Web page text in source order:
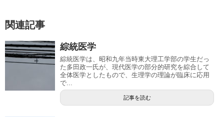
関連記事
綜統医学
綜統医学は、昭和九年当時東大理工学部の学生だっ
た多田政一氏が、現代医学の部分的研究を綜合して
全体医学としたもので、生理学の理論が臨床に応用
で...
記事を読む